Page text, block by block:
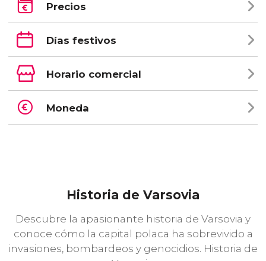
Precios
Días festivos
Horario comercial
Moneda
Historia de Varsovia
Descubre la apasionante historia de Varsovia y
conoce cómo la capital polaca ha sobrevivido a
invasiones, bombardeos y genocidios. Historia de